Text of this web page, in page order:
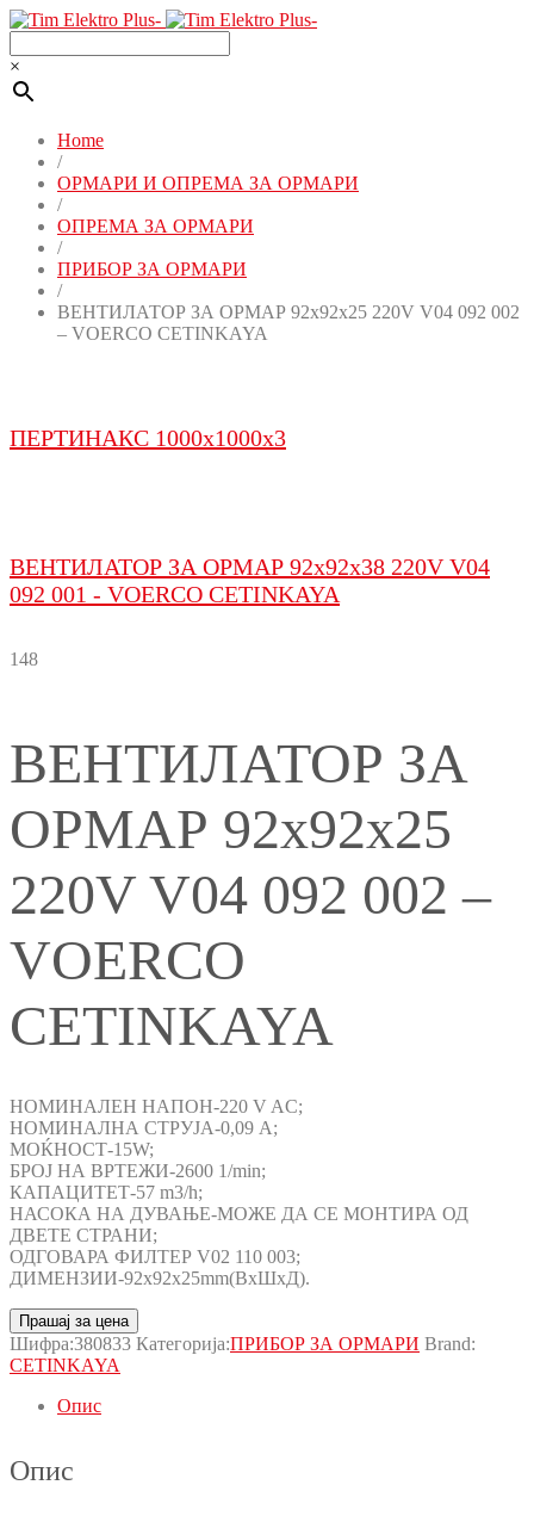
×
Home
/
ОРМАРИ И ОПРЕМА ЗА ОРМАРИ
/
ОПРЕМА ЗА ОРМАРИ
/
ПРИБОР ЗА ОРМАРИ
/
ВЕНТИЛАТОР ЗА ОРМАР 92x92x25 220V V04 092 002
– VOERCO CETINKAYA
ПЕРТИНАКС 1000x1000x3
ВЕНТИЛАТОР ЗА ОРМАР 92x92x38 220V V04
092 001 - VOERCO CETINKAYA
148
ВЕНТИЛАТОР ЗА
ОРМАР 92x92x25
220V V04 092 002 –
VOERCO
CETINKAYA
НОМИНАЛЕН НАПОН-220 V AC;
НОМИНАЛНА СТРУЈА-0,09 A;
МОЌНОСТ-15W;
БРОЈ НА ВРТЕЖИ-2600 1/min;
КАПАЦИТЕТ-57 m3/h;
НАСОКА НА ДУВАЊЕ-МОЖЕ ДА СЕ МОНТИРА ОД
ДВЕТЕ СТРАНИ;
ОДГОВАРА ФИЛТЕР V02 110 003;
ДИМЕНЗИИ-92x92x25mm(ВxШxД).
Прашај за цена
Шифра:380833 Категорија:ПРИБОР ЗА ОРМАРИ Brand:
CETINKAYA
Опис
Опис